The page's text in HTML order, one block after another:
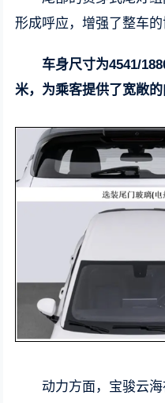
形成呼应，增强了整车的
车身尺寸为4541/
米，为乘客提供了宽敞的
动力方面，宝骏云